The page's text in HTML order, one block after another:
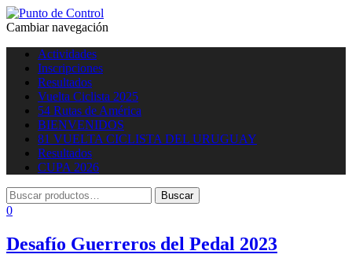
Cambiar navegación
Actividades
Inscripciones
Resultados
Vuelta Ciclista 2025
54 Rutas de América
BIENVENIDOS
81 VUELTA CICLISTA DEL URUGUAY
Resultados
CUPA 2026
0
Desafío Guerreros del Pedal 2023